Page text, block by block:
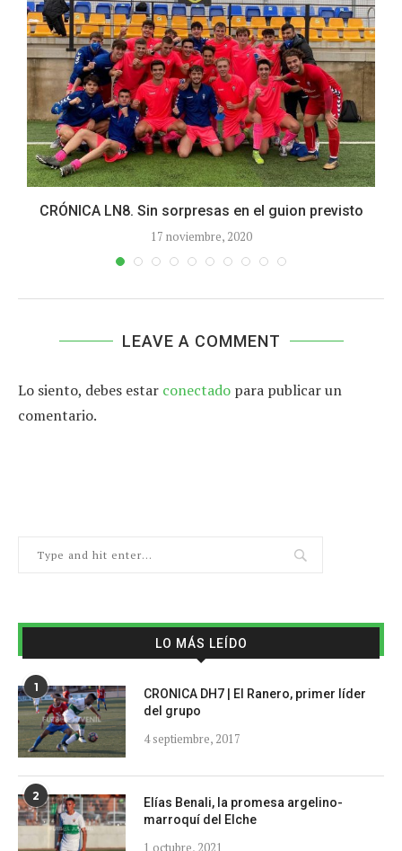
CRÓNICA LN8. Sin sorpresas en el guion previsto
17 noviembre, 2020
LEAVE A COMMENT
Lo siento, debes estar conectado para publicar un
comentario.
LO MÁS LEÍDO
1
CRONICA DH7 | El Ranero, primer líder
del grupo
4 septiembre, 2017
2
Elías Benali, la promesa argelino-
marroquí del Elche
1 octubre, 2021